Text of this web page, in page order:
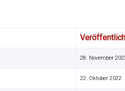
28. November
22. Oktober 2022